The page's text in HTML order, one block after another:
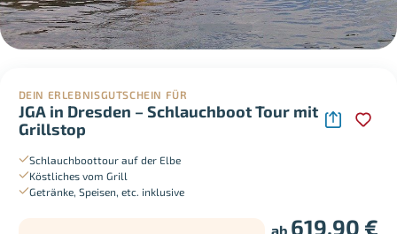
DEIN ERLEBNISGUTSCHEIN FÜR
JGA in Dresden – Schlauchboot Tour mit
Grillstop
Schlauchboottour auf der Elbe
Köstliches vom Grill
Getränke, Speisen, etc. inklusive
ab 619,90 €